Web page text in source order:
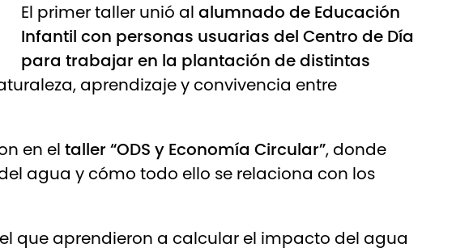
El primer taller unió al alumnado de Educación
Infantil con personas usuarias del Centro de Día
para trabajar en la plantación de distintas
aprendizaje y convivencia entre
en el taller “ODS y Economía Circular”, donde
agua y cómo todo ello se relaciona con los
que aprendieron a calcular el impacto del agua